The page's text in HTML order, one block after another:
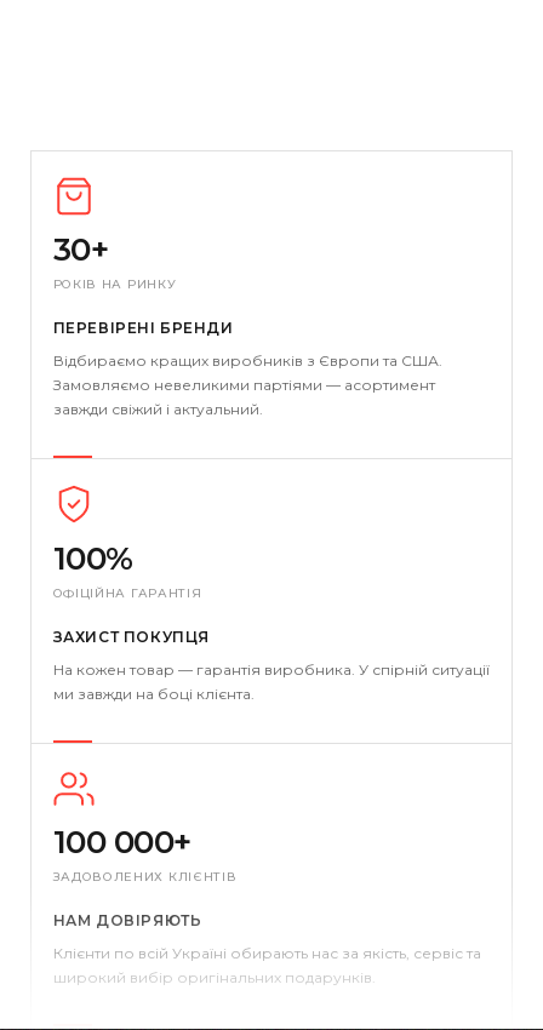
30+
РОКІВ НА РИНКУ
ПЕРЕВІРЕНІ БРЕНДИ
Відбираємо кращих виробників з Європи та США.
Замовляємо невеликими партіями — асортимент
завжди свіжий і актуальний.
100%
ОФІЦІЙНА ГАРАНТІЯ
ЗАХИСТ ПОКУПЦЯ
На кожен товар — гарантія виробника. У спірній ситуації
ми завжди на боці клієнта.
100 000+
ЗАДОВОЛЕНИХ КЛІЄНТІВ
НАМ ДОВІРЯЮТЬ
Клієнти по всій Україні обирають нас за якість, сервіс та
широкий вибір оригінальних подарунків.